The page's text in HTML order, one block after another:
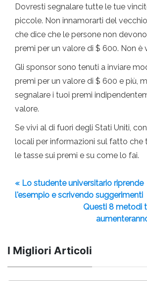
Dovresti segnalare tutte le tue
piccole. Non innamorarti del
che dice che le persone non
premi per un valore di $ 600. Non è
Gli sponsor sono tenuti a inviare
premi per un valore di $ 600 e più,
segnalare i tuoi premi
valore.
Se vivi al di fuori degli Stati Uniti,
locali per informazioni sul fatto che
le tasse sui premi e su come lo fai.
« Lo studente universitario riprende
l'esempio e scrivendo suggerimenti
Questi 8 metodi
I Migliori Articoli